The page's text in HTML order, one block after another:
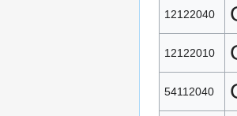
12122040
12122010
54112040